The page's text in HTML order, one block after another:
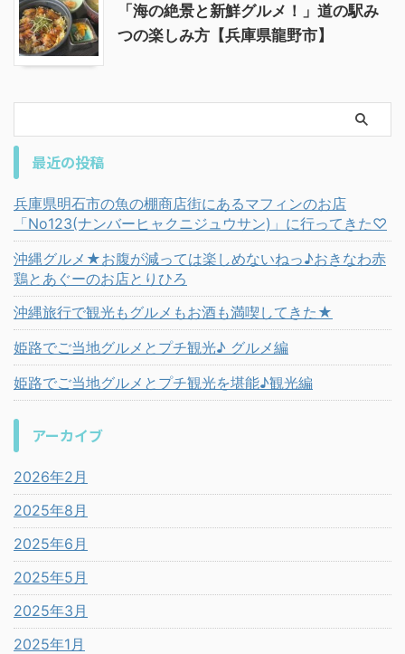
「海の絶景と新鮮グルメ！」道の駅み
つの楽しみ方【兵庫県龍野市】
最近の投稿
兵庫県明石市の魚の棚商店街にあるマフィンのお店
「No123(ナンバーヒャクニジュウサン)」に行ってきた♡
沖縄グルメ★お腹が減っては楽しめないねっ♪おきなわ赤
鶏とあぐーのお店とりひろ
沖縄旅行で観光もグルメもお酒も満喫してきた★
姫路でご当地グルメとプチ観光♪ グルメ編
姫路でご当地グルメとプチ観光を堪能♪観光編
アーカイブ
2026年2月
2025年8月
2025年6月
2025年5月
2025年3月
2025年1月